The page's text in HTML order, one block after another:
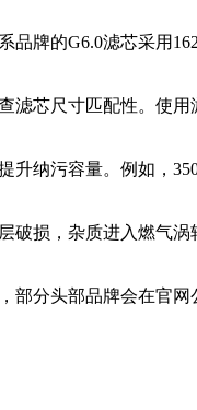
牌的G6.0滤芯采用
滤芯尺寸匹配性。使
升纳污容量。例如，
损，杂质进入燃气涡
部分头部品牌会在官